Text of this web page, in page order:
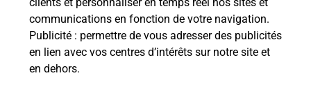
communications en fonction de votre navigation.
Publicité : permettre de vous adresser des publicités
en lien avec vos centres d’intérêts sur notre site et
en dehors.
Questions fréquemment posées
Quel réseau utilise La Poste Mobile ?